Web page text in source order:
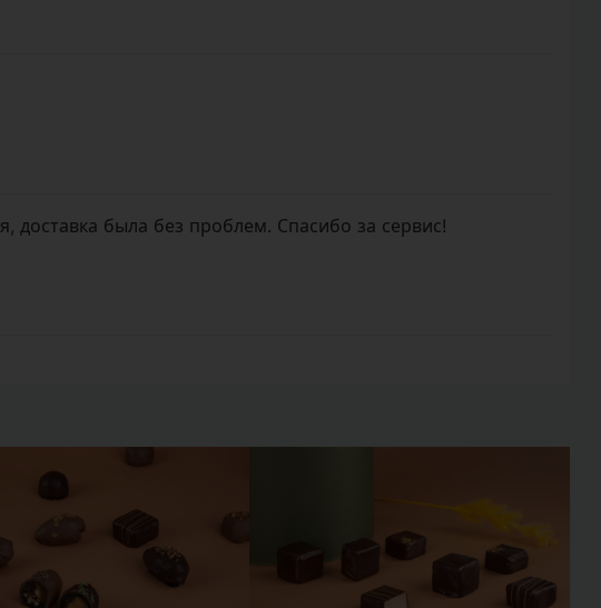
доставка была без проблем. Спасибо за сервис!